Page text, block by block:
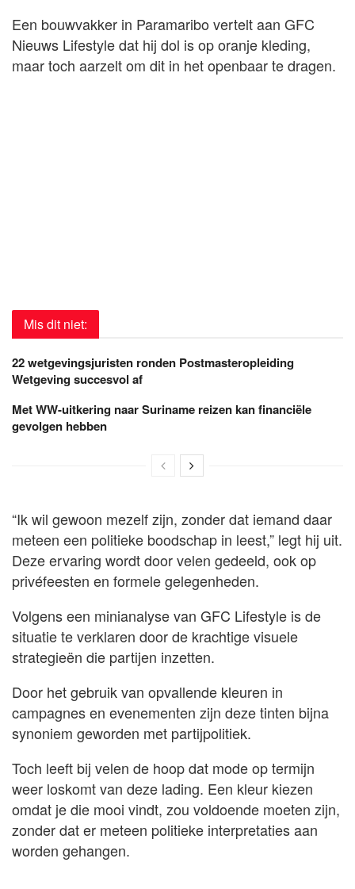
Een bouwvakker in Paramaribo vertelt aan GFC
Nieuws Lifestyle dat hij dol is op oranje kleding,
maar toch aarzelt om dit in het openbaar te dragen.
Mis dit niet:
22 wetgevingsjuristen ronden Postmasteropleiding
Wetgeving succesvol af
Met WW-uitkering naar Suriname reizen kan financiële
gevolgen hebben
“Ik wil gewoon mezelf zijn, zonder dat iemand daar
meteen een politieke boodschap in leest,” legt hij uit.
Deze ervaring wordt door velen gedeeld, ook op
privéfeesten en formele gelegenheden.
Volgens een minianalyse van GFC Lifestyle is de
situatie te verklaren door de krachtige visuele
strategieën die partijen inzetten.
Door het gebruik van opvallende kleuren in
campagnes en evenementen zijn deze tinten bijna
synoniem geworden met partijpolitiek.
Toch leeft bij velen de hoop dat mode op termijn
weer loskomt van deze lading. Een kleur kiezen
omdat je die mooi vindt, zou voldoende moeten zijn,
zonder dat er meteen politieke interpretaties aan
worden gehangen.